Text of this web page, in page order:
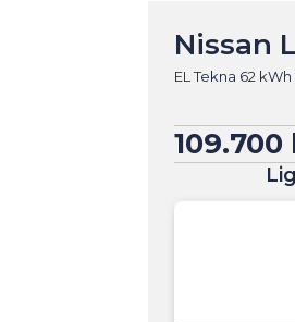
Nissan
EL Tekna 62 kWh
109.700